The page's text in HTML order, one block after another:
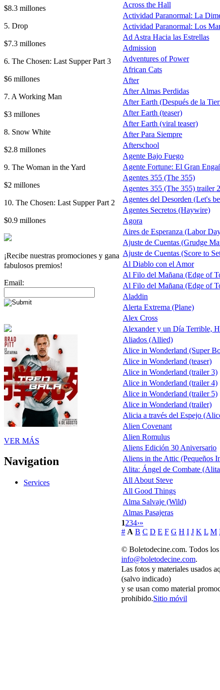
$8.3 millones
5. Drop
$7.3 millones
6. The Chosen: Last Supper Part 3
$6 millones
7. A Working Man
$3 millones
8. Snow White
$2.8 millones
9. The Woman in the Yard
$2 millones
10. The Chosen: Last Supper Part 2
$0.9 millones
¡Recibe nuestras promociones y gana
fabulosos premios!
Email:
VER MÁS
Navigation
Services
Across the Hall
Actividad Paranormal: La
Actividad Paranormal: Los
Ad Astra Hacia las Estrellas
Admission
Adventures of Power
African Cats
After
After Almas Perdidas
After Earth (Después de la
After Earth (teaser)
After Earth (viral teaser)
After Para Siempre
Afterschool
Agente Bajo Fuego
Agente Fortune: El Gran
Agentes 355 (The 355)
Agentes 355 (The 355) trailer 2
Agentes del Desorden (Let's
Agentes Secretos (Haywire)
Agora
Aires de Esperanza (Labor
Ajuste de Cuentas (Grudge
Ajuste de Cuentas (Score to
Al Diablo con el Amor
Al Filo del Mañana (Edge of
Al Filo del Mañana (Edge of
Aladdin
Alerta Extrema (Plane)
Alex Cross
Alexander y un Día Terrible,
Aliados (Allied)
Alice in Wonderland (Super
Alice in Wonderland (teaser)
Alice in Wonderland (trailer 3)
Alice in Wonderland (trailer 4)
Alice in Wonderland (trailer 5)
Alice in Wonderland (trailer)
Alicia a través del Espejo
Alien Covenant
Alien Romulus
Aliens Edición 30 Aniversario
Aliens in the Attic (Pequeños
Alita: Ángel de Combate
All About Steve
All Good Things
Alma Salvaje (Wild)
Almas Pasajeras
1234›»
# A B C D E F G H I J K L M
© Boletodecine.com. Todos los
info@boletodecine.com.
Las fotos y materiales usados
(salvo indicado)
y se usan como material
prohibido.Sitio móvil